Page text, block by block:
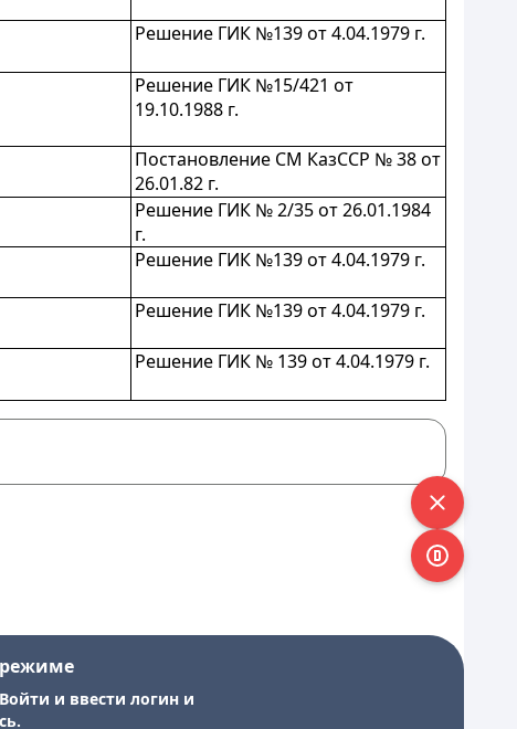
Решение ГИК №139 от 4.04.1979 г.
Решение ГИК №15/421 от
19.10.1988 г.
Постановление СМ КазССР № 38 от
26.01.82 г.
Решение ГИК № 2/35 от 26.01.1984
г.
Решение ГИК №139 от 4.04.1979 г.
Решение ГИК №139 от 4.04.1979 г.
Решение ГИК № 139 от 4.04.1979 г.
и ввести логин и